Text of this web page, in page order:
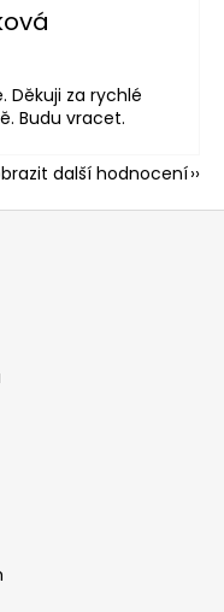
1 z 5 hvězdiček.
Děkuji za rychlé
Budu vracet.
další hodnocení